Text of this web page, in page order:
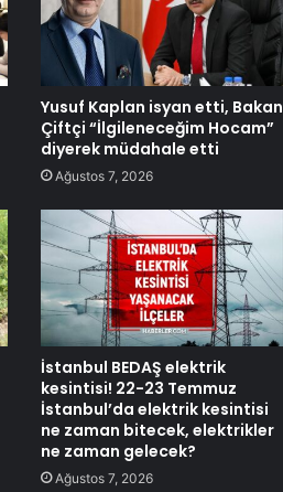
Yusuf Kaplan isyan etti, Bakan
Çiftçi “İlgileneceğim Hocam”
diyerek müdahale etti
Ağustos 7, 2026
İstanbul BEDAŞ elektrik
kesintisi! 22-23 Temmuz
İstanbul’da elektrik kesintisi
ne zaman bitecek, elektrikler
ne zaman gelecek?
Ağustos 7, 2026